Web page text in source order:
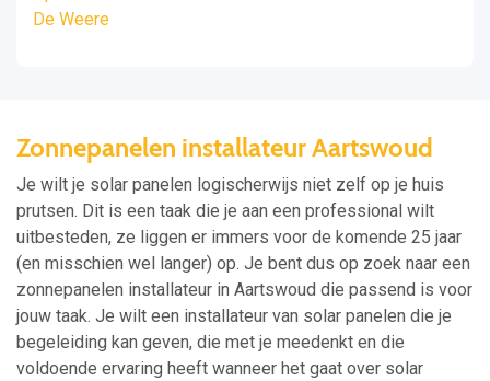
De Weere
Zonnepanelen installateur Aartswoud
Je wilt je solar panelen logischerwijs niet zelf op je huis
prutsen. Dit is een taak die je aan een professional wilt
uitbesteden, ze liggen er immers voor de komende 25 jaar
(en misschien wel langer) op. Je bent dus op zoek naar een
zonnepanelen installateur in Aartswoud die passend is voor
jouw taak. Je wilt een installateur van solar panelen die je
begeleiding kan geven, die met je meedenkt en die
voldoende ervaring heeft wanneer het gaat over solar